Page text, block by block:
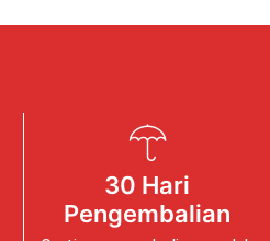
30 Hari
Pengembalian